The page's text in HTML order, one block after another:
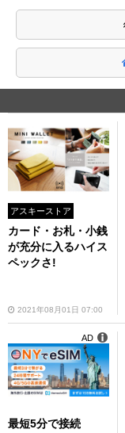
アスキーストア
カード・お札・小銭
が充分に入るハイス
ペックさ!
2021年08月01日 07:00
最短5分で接続
AD